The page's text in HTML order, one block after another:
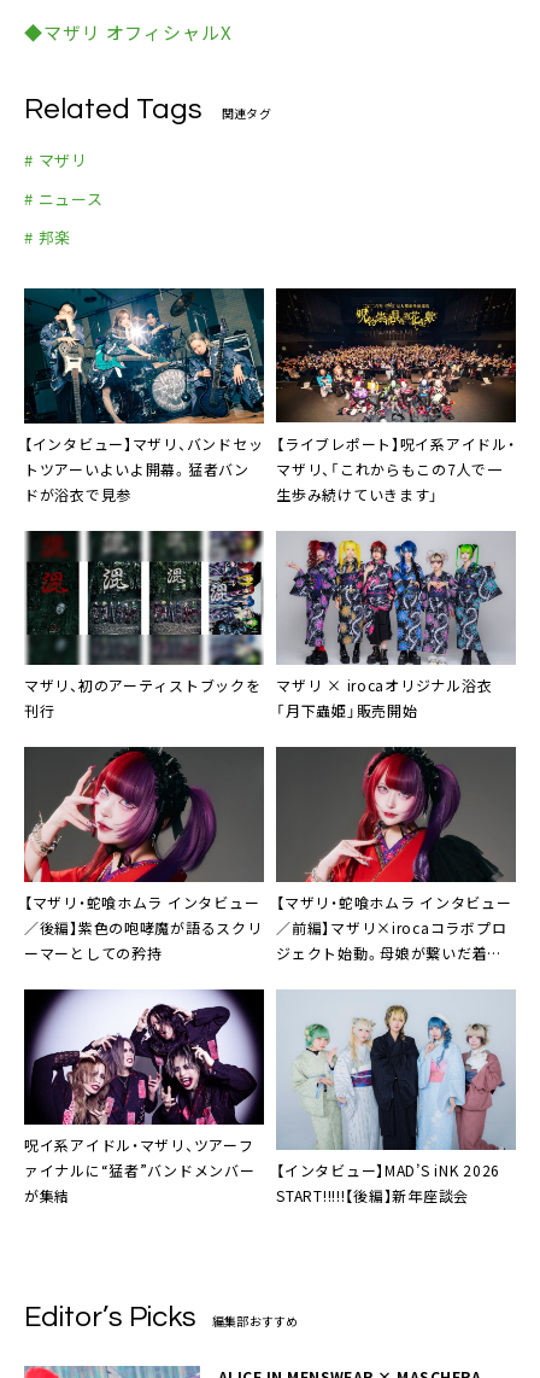
◆マザリ オフィシャルX
Related Tags 関連タグ
# マザリ
# ニュース
# 邦楽
【インタビュー】マザリ、バンドセッ
トツアーいよいよ開幕。猛者バン
ドが浴衣で見参
【ライブレポート】呪イ系アイドル・
マザリ、「これからもこの7人で一
生歩み続けていきます」
マザリ、初のアーティストブックを
刊行
マザリ × irocaオリジナル浴衣
「月下蟲姫」販売開始
【マザリ・蛇喰ホムラ インタビュー
／後編】紫色の咆哮魔が語るスクリ
ーマーとしての矜持
【マザリ・蛇喰ホムラ インタビュー
／前編】マザリ×irocaコラボプロ
ジェクト始動。母娘が繋いだ着物
呪イ系アイドル・マザリ、ツアーフ
ァイナルに“猛者”バンドメンバー
が集結
【インタビュー】MAD’S iNK 2026
START!!!!!【後編】新年座談会
Editor’s Picks 編集部おすすめ